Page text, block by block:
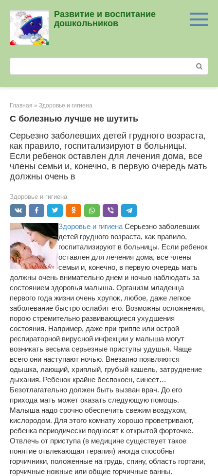
контенту
Развитие и воспитание
дошкольников
Главная » Здоровье и гигиена
С болезнью лучше не шутить
Серьезно заболевших детей грудного возраста,
как правило, госпитализируют в больницы.
Если ребенок оставлен для лечения дома, все
члены семьи и, конечно, в первую очередь мать
должны очень в
Здоровье и гигиена
Здоровье и гигиена Серьезно заболевших
детей грудного возраста, как правило,
госпитализируют в больницы. Если ребенок
оставлен для лечения дома, все члены
семьи и, конечно, в первую очередь мать
должны очень внимательно днем и ночью наблюдать за
состоянием здоровья малыша. Организм младенца
первого года жизни очень хрупок, любое, даже легкое
заболевание быстро ослабит его. Возможны осложнения,
порою стремительно развивающиеся ухудшения
состояния. Например, даже при гриппе или острой
респираторной вирусной инфекции у малыша могут
возникать весьма серьезные приступы удушья. Чаще
всего они наступают ночью. Внезапно появляются
одышка, лающий, хриплый, грубый кашель, затруднение
дыхания. Ребенок крайне беспокоен, синеет…
Безотлагательно должен быть вызван врач. До его
прихода мать может оказать следующую помощь.
Малыша надо срочно обеспечить свежим воздухом,
кислородом. Для этого комнату хорошо проветривают,
ребенка периодически подносят к открытой форточке.
Отвлечь от приступа (в медицине существует такое
понятие отвлекающая терапия) иногда способны
горчичники, положенные на грудь, спину, область гортани,
горчичные ножные или общие горчичные ванны.